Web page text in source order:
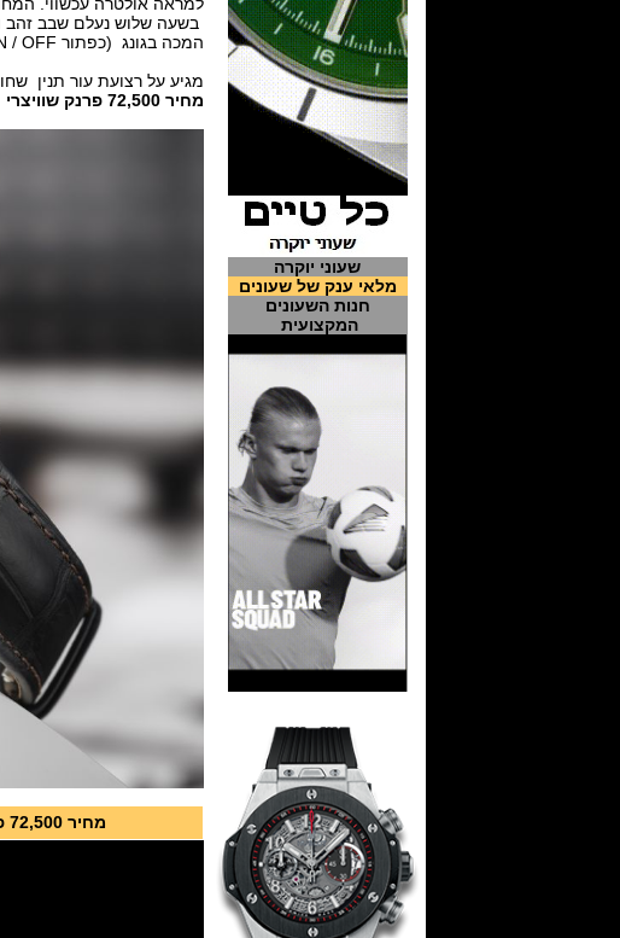
שעוני יוקרה
מלאי ענק של שעונים
חנות השעונים
המקצועית
בשעה שלוש נעלם שבב זהב
המכה בגונג (כפתור ON / OFF).
מגיע על רצועת עור תנין
מחיר 72,500 פרנק שוויצרי
מחיר 72,500 פרנק שוויצרי